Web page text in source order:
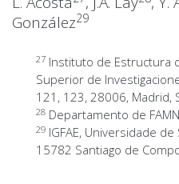
González29
27 Instituto de Estructura
Superior de
121, 123, 28006, Madrid,
28 Departamento de
29 IGFAE, Universidade
15782 Santiago de